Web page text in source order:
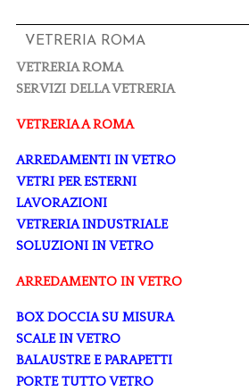
VETRERIA ROMA
VETRERIA ROMA
SERVIZI DELLA VETRERIA
VETRERIA A ROMA
ARREDAMENTI IN VETRO
VETRI PER ESTERNI
LAVORAZIONI
VETRERIA INDUSTRIALE
SOLUZIONI IN VETRO
ARREDAMENTO IN VETRO
BOX DOCCIA SU MISURA
SCALE IN VETRO
BALAUSTRE E PARAPETTI
PORTE TUTTO VETRO